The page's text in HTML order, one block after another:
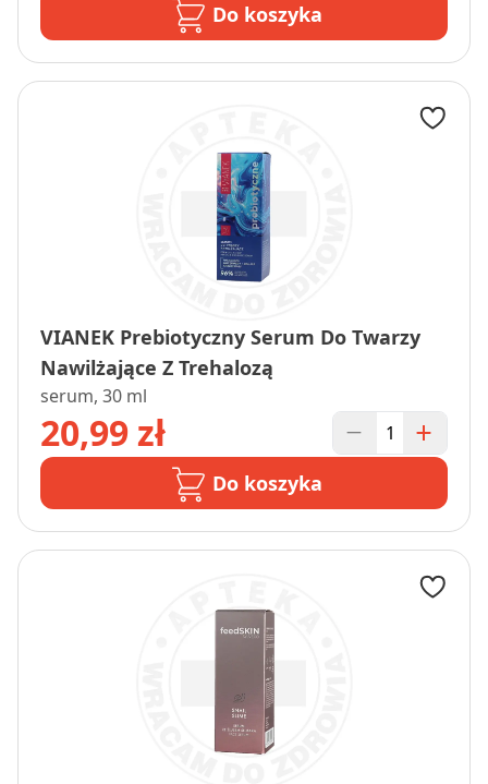
Do koszyka
VIANEK Prebiotyczny Serum Do Twarzy
Nawilżające Z Trehalozą
serum, 30 ml
20,99 zł
Do koszyka